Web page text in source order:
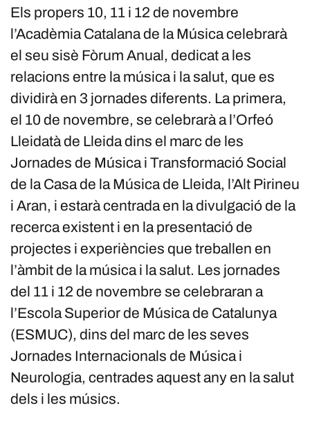
Els propers 10, 11 i 12 de novembre
l’Acadèmia Catalana de la Música celebrarà
el seu sisè Fòrum Anual, dedicat a les
relacions entre la música i la salut, que es
dividirà en 3 jornades diferents. La primera,
el 10 de novembre, se celebrarà a l’Orfeó
Lleidatà de Lleida dins el marc de les
Jornades de Música i Transformació Social
de la Casa de la Música de Lleida, l’Alt Pirineu
i Aran, i estarà centrada en la divulgació de la
recerca existent i en la presentació de
projectes i experiències que treballen en
l’àmbit de la música i la salut. Les jornades
del 11 i 12 de novembre se celebraran a
l’Escola Superior de Música de Catalunya
(ESMUC), dins del marc de les seves
Jornades Internacionals de Música i
Neurologia, centrades aquest any en la salut
dels i les músics.